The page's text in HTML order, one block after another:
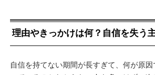
理由やきっかけは何？自信を失う
自信を持てない期間が長すぎて、何が原